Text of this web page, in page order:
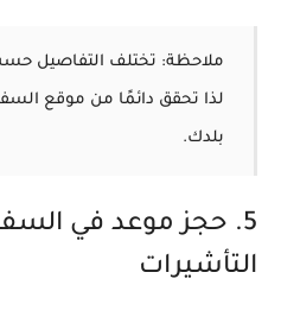
ملاحظة: تختلف التفاصيل حسب
لذا تحقق دائمًا من موقع
بلدك.
5. حجز موعد في
التأشيرات